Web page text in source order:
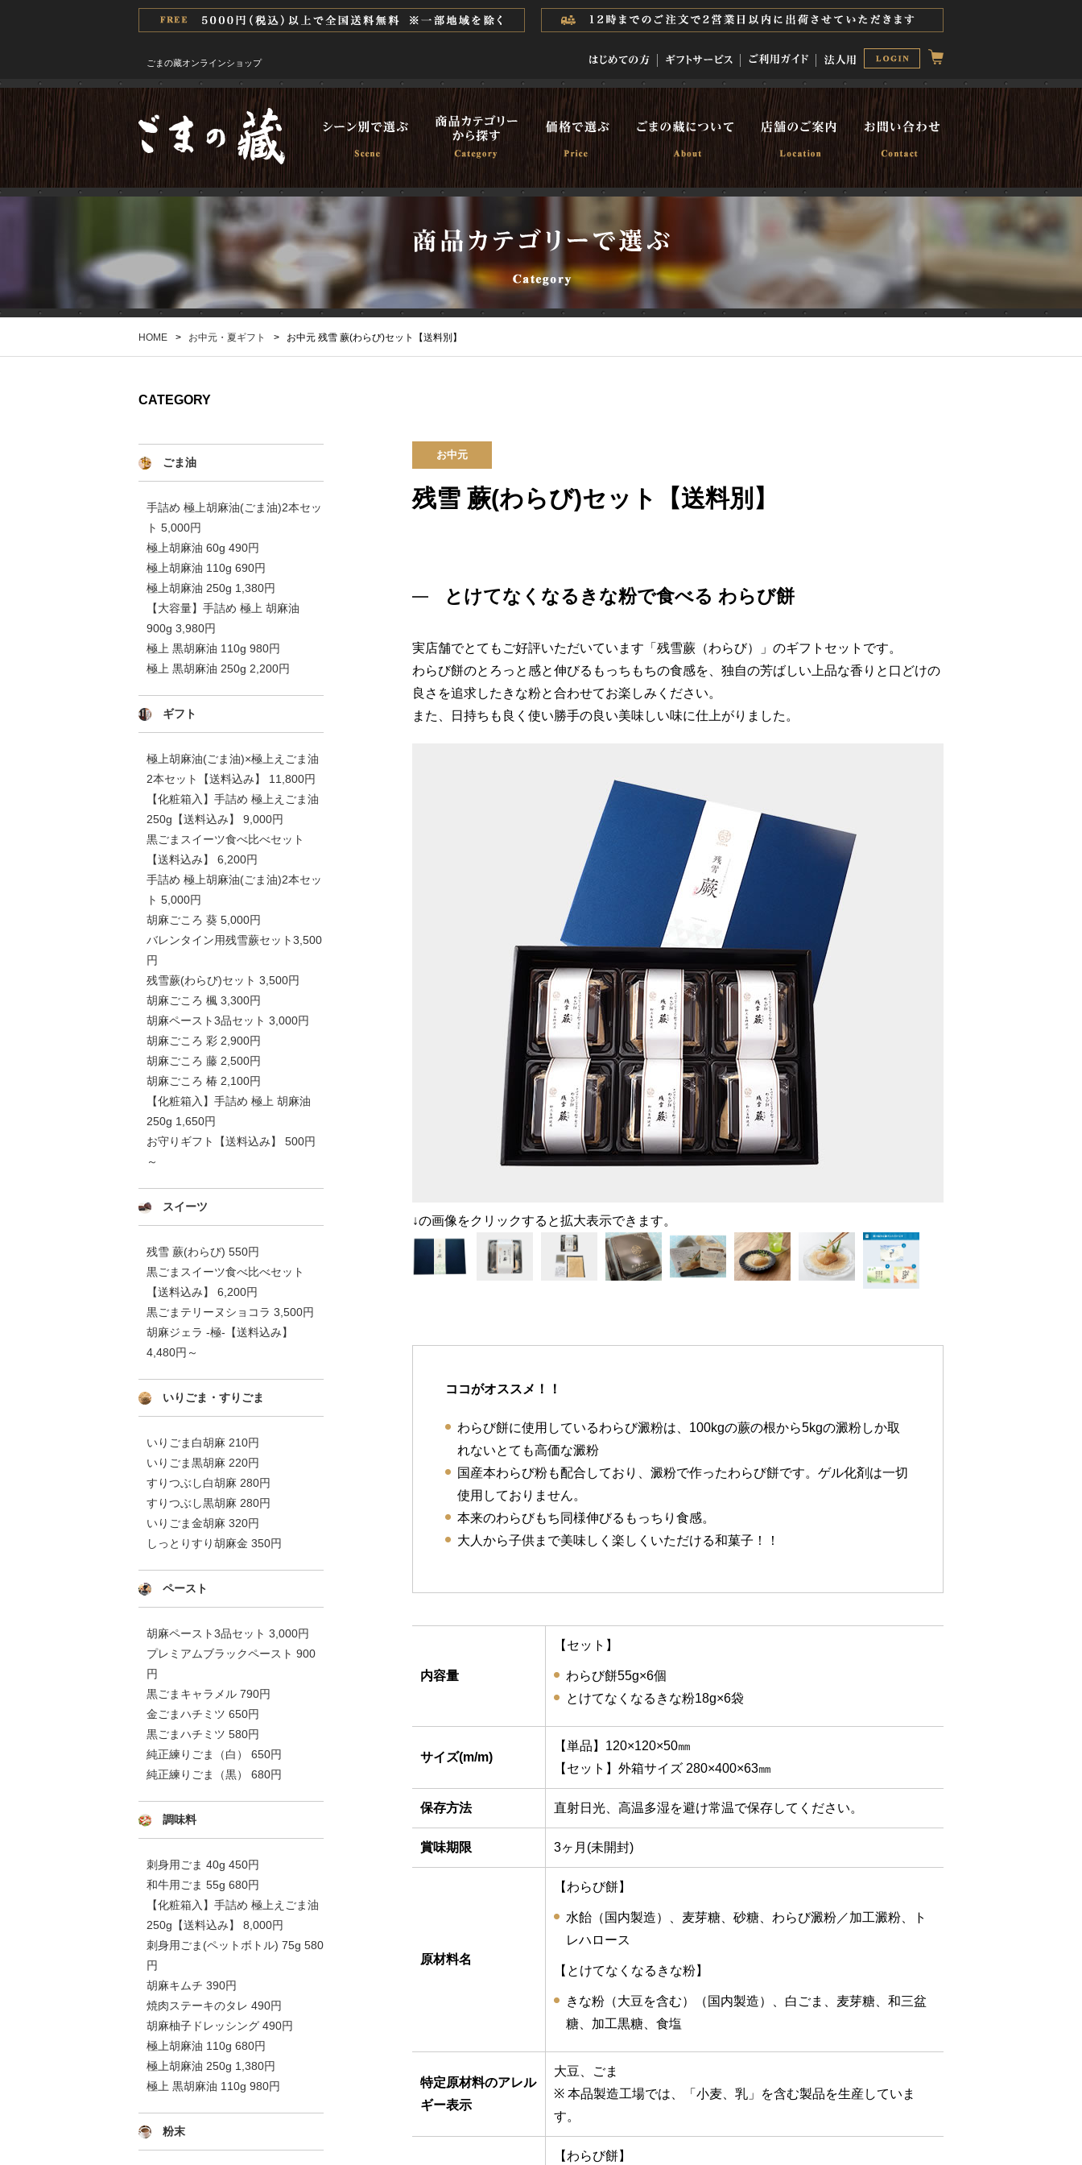
ごまの藏オンラインショップ
HOME > お中元・夏ギフト > お中元 残雪 蕨(わらび)セット【送料別】
お中元
残雪 蕨(わらび)セット【送料別】
とけてなくなるきな粉で食べる わらび餅
実店舗でとてもご好評いただいています「残雪蕨（わらび）」のギフトセットです。
わらび餅のとろっと感と伸びるもっちもちの食感を、独自の芳ばしい上品な香りと口どけの
良さを追求したきな粉と合わせてお楽しみください。
また、日持ちも良く使い勝手の良い美味しい味に仕上がりました。
↓の画像をクリックすると拡大表示できます。
ココがオススメ！！
わらび餅に使用しているわらび澱粉は、100kgの蕨の根から5kgの澱粉しか取
れないとても高価な澱粉
国産本わらび粉も配合しており、澱粉で作ったわらび餅です。ゲル化剤は一切
使用しておりません。
本来のわらびもち同様伸びるもっちり食感。
大人から子供まで美味しく楽しくいただける和菓子！！
内容量
【セット】
わらび餅55g×6個
とけてなくなるきな粉18g×6袋
サイズ(m/m)
【単品】120×120×50㎜
【セット】外箱サイズ 280×400×63㎜
保存方法 直射日光、高温多湿を避け常温で保存してください。
賞味期限 3ヶ月(未開封)
原材料名
【わらび餅】
水飴（国内製造）、麦芽糖、砂糖、わらび澱粉／加工澱粉、ト
レハロース
【とけてなくなるきな粉】
きな粉（大豆を含む）（国内製造）、白ごま、麦芽糖、和三盆
糖、加工黒糖、食塩
特定原材料のアレル
ギー表示
大豆、ごま
※ 本品製造工場では、「小麦、乳」を含む製品を生産していま
す。
【わらび餅】
CATEGORY
ごま油
手詰め 極上胡麻油(ごま油)2本セッ
ト 5,000円
極上胡麻油 60g 490円
極上胡麻油 110g 690円
極上胡麻油 250g 1,380円
【大容量】手詰め 極上 胡麻油
900g 3,980円
極上 黒胡麻油 110g 980円
極上 黒胡麻油 250g 2,200円
ギフト
極上胡麻油(ごま油)×極上えごま油
2本セット【送料込み】 11,800円
【化粧箱入】手詰め 極上えごま油
250g【送料込み】 9,000円
黒ごまスイーツ食べ比べセット
【送料込み】 6,200円
手詰め 極上胡麻油(ごま油)2本セッ
ト 5,000円
胡麻ごころ 葵 5,000円
バレンタイン用残雪蕨セット3,500
円
残雪蕨(わらび)セット 3,500円
胡麻ごころ 楓 3,300円
胡麻ペースト3品セット 3,000円
胡麻ごころ 彩 2,900円
胡麻ごころ 藤 2,500円
胡麻ごころ 椿 2,100円
【化粧箱入】手詰め 極上 胡麻油
250g 1,650円
お守りギフト【送料込み】 500円
～
スイーツ
残雪 蕨(わらび) 550円
黒ごまスイーツ食べ比べセット
【送料込み】 6,200円
黒ごまテリーヌショコラ 3,500円
胡麻ジェラ -極-【送料込み】
4,480円～
いりごま・すりごま
いりごま白胡麻 210円
いりごま黒胡麻 220円
すりつぶし白胡麻 280円
すりつぶし黒胡麻 280円
いりごま金胡麻 320円
しっとりすり胡麻金 350円
ペースト
胡麻ペースト3品セット 3,000円
プレミアムブラックペースト 900
円
黒ごまキャラメル 790円
金ごまハチミツ 650円
黒ごまハチミツ 580円
純正練りごま（白） 650円
純正練りごま（黒） 680円
調味料
刺身用ごま 40g 450円
和牛用ごま 55g 680円
【化粧箱入】手詰め 極上えごま油
250g【送料込み】 8,000円
刺身用ごま(ペットボトル) 75g 580
円
胡麻キムチ 390円
焼肉ステーキのタレ 490円
胡麻柚子ドレッシング 490円
極上胡麻油 110g 680円
極上胡麻油 250g 1,380円
極上 黒胡麻油 110g 980円
粉末